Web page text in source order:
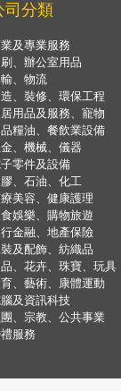
司分類
及專業服務
、辦公室用品
、物流
、裝修、環保工程
用品及服務、寵物
糧油、餐飲業設備
、機械、儀器
零件及設備
、石油、化工
美容、健康護理
娛樂、購物旅遊
金融、地產保險
及配飾、紡織品
、花卉、珠寶、玩具
、藝術、康體運動
及資訊科技
、宗教、公共事業
服務